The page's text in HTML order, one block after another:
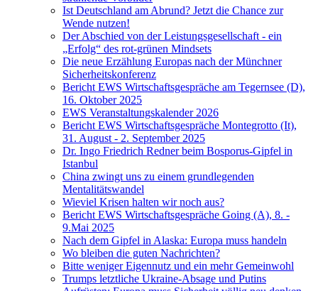
Ist Deutschland am Abrund? Jetzt die Chance zur
Wende nutzen!
Der Abschied von der Leistungsgesellschaft - ein
„Erfolg“ des rot-grünen Mindsets
Die neue Erzählung Europas nach der Münchner
Sicherheitskonferenz
Bericht EWS Wirtschaftsgespräche am Tegernsee (D),
16. Oktober 2025
EWS Veranstaltungskalender 2026
Bericht EWS Wirtschaftsgespräche Montegrotto (It),
31. August - 2. September 2025
Dr. Ingo Friedrich Redner beim Bosporus-Gipfel in
Istanbul
China zwingt uns zu einem grundlegenden
Mentalitätswandel
Wieviel Krisen halten wir noch aus?
Bericht EWS Wirtschaftsgespräche Going (A), 8. -
9.Mai 2025
Nach dem Gipfel in Alaska: Europa muss handeln
Wo bleiben die guten Nachrichten?
Bitte weniger Eigennutz und ein mehr Gemeinwohl
Trumps letztliche Ukraine-Absage und Putins